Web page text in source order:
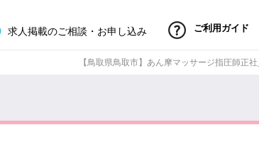
求人掲載のご相談・お申し込み ご利用ガイド
【鳥取県鳥取市】あん摩マッサージ指圧師正